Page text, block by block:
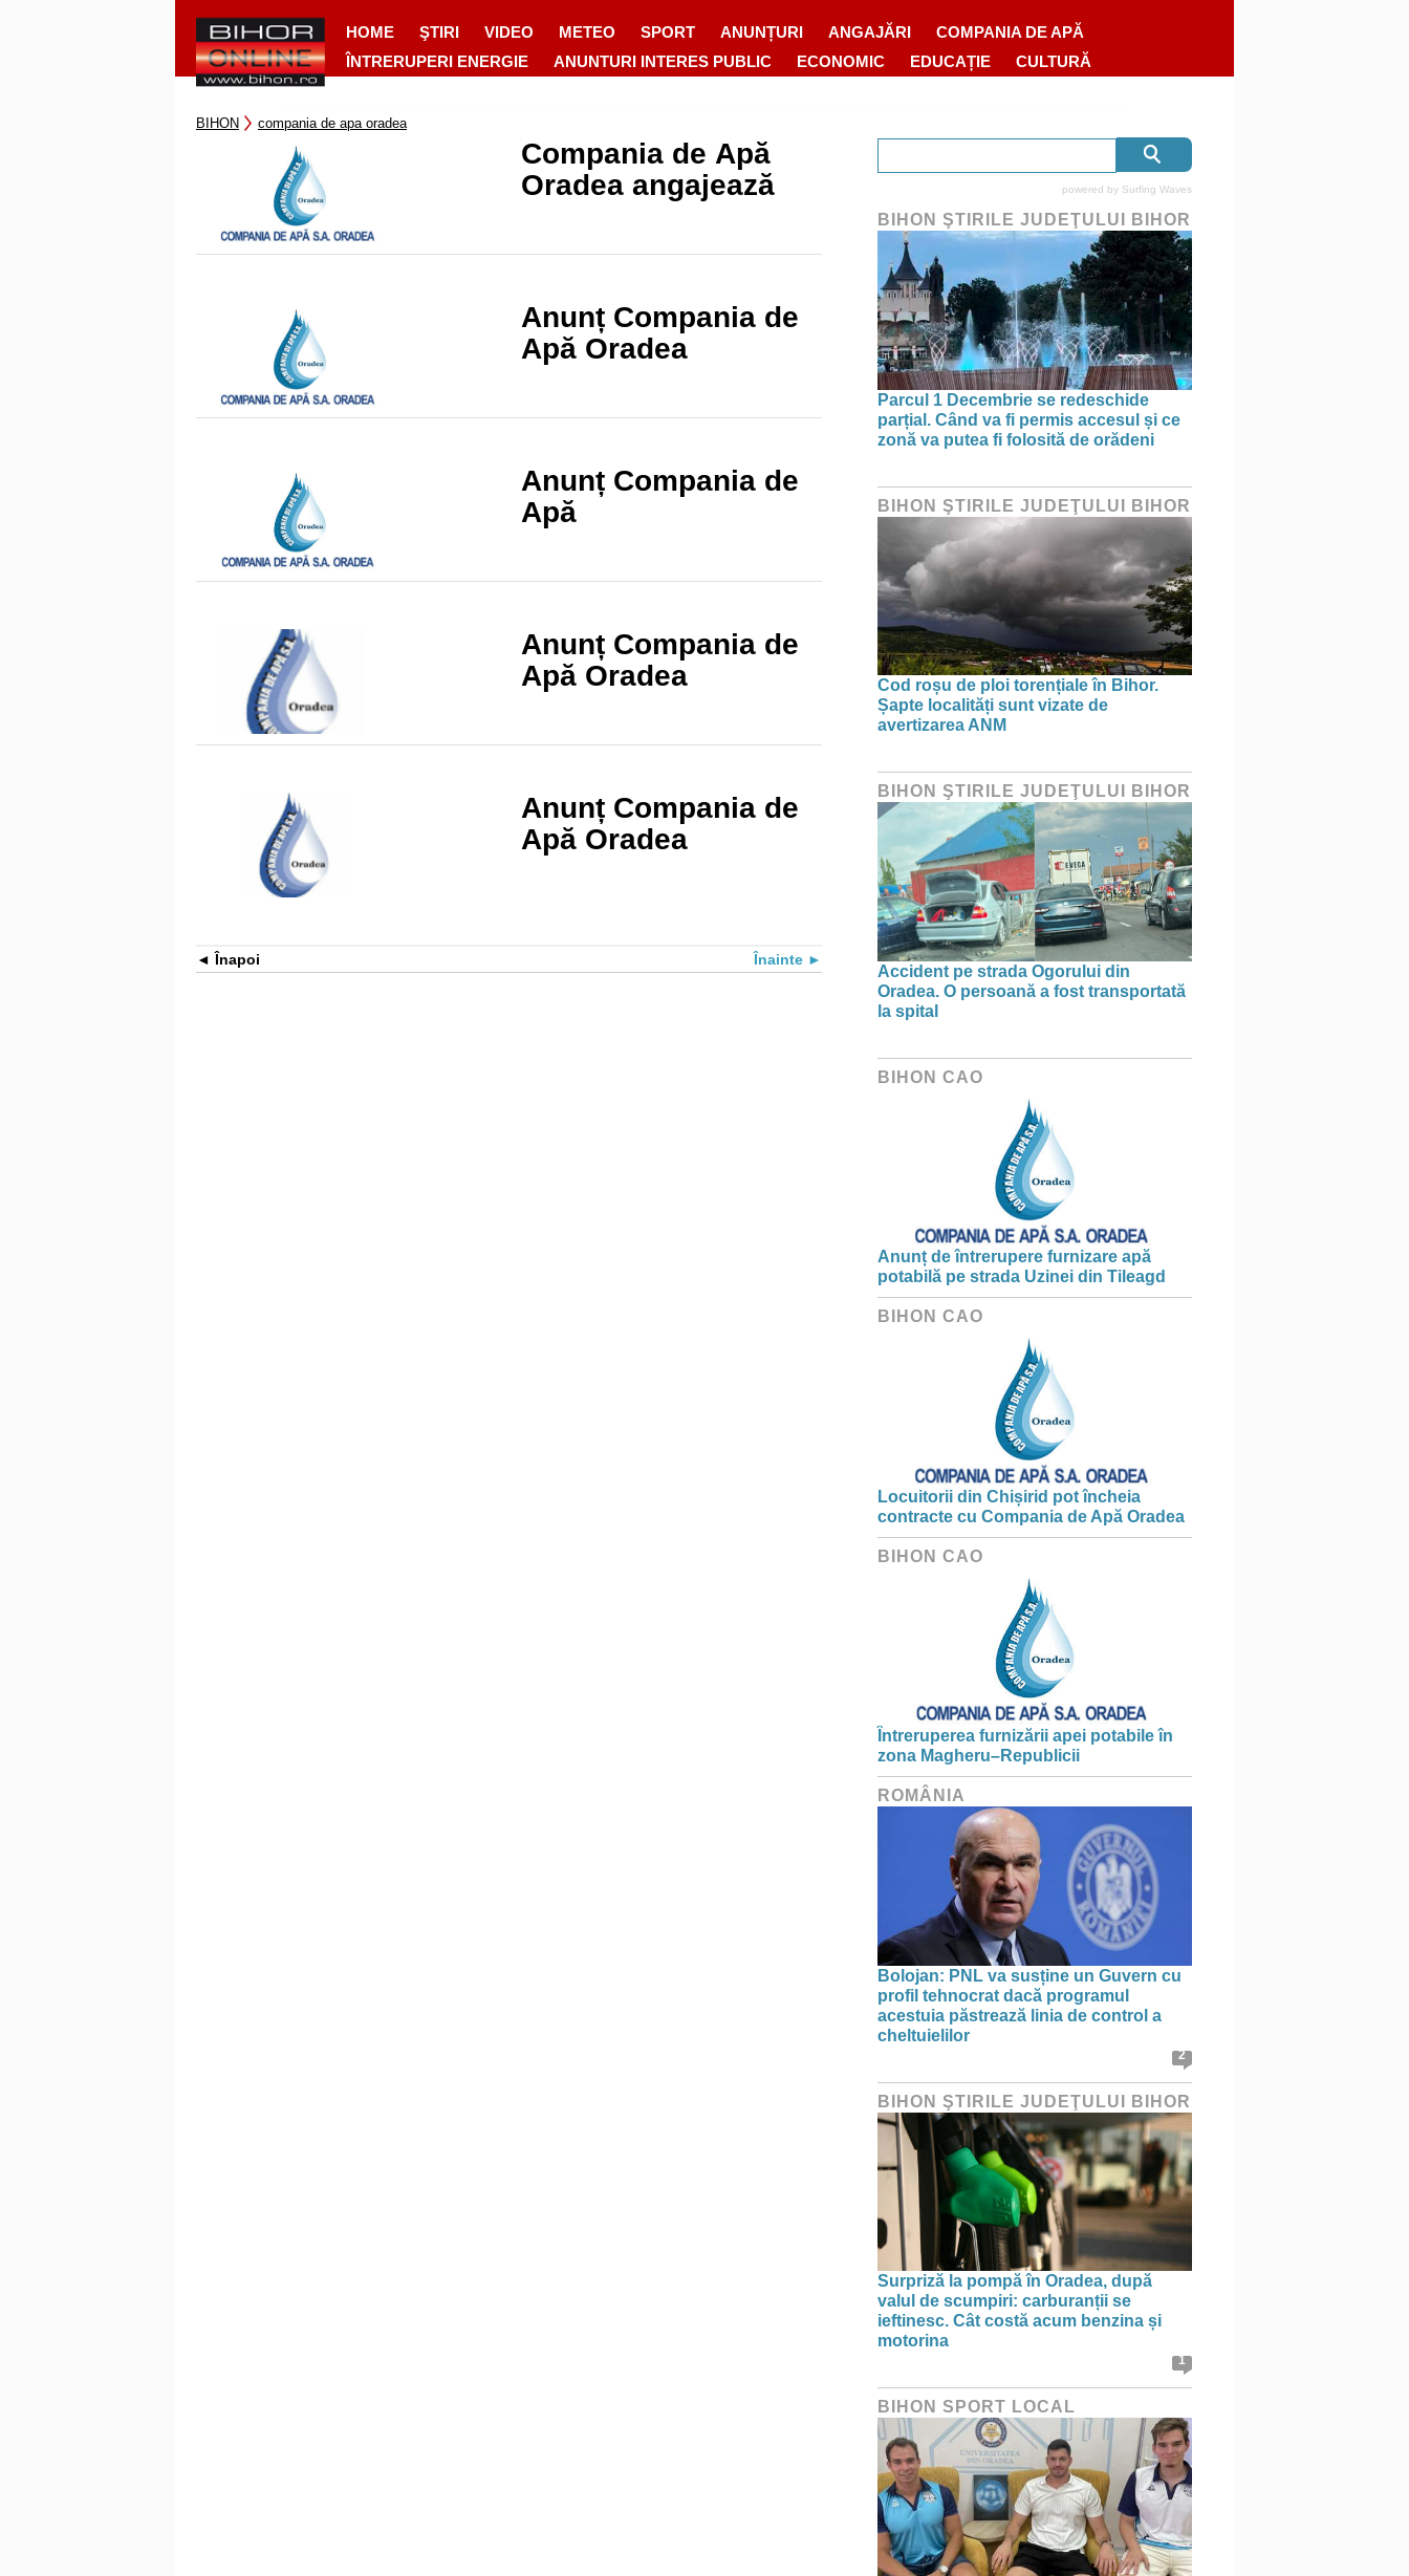
HOME ŞTIRI VIDEO METEO SPORT ANUNȚURI ANGAJĂRI
COMPANIA DE APĂ
ÎNTRERUPERI ENERGIE
ANUNTURI INTERES PUBLIC ECONOMIC EDUCAȚIE CULTURĂ
BIHON compania de apa oradea
Compania de Apă
Oradea angajează
Anunț Compania de
Apă Oradea
Anunț Compania de
Apă
Anunț Compania de
Apă Oradea
Anunț Compania de
Apă Oradea
Înapoi Înainte
powered by Surfing Waves
BIHON ŞTIRILE JUDEŢULUI BIHOR
Parcul 1 Decembrie se redeschide
parțial. Când va fi permis accesul și ce
zonă va putea fi folosită de orădeni
BIHON ŞTIRILE JUDEŢULUI BIHOR
Cod roșu de ploi torențiale în Bihor.
Șapte localități sunt vizate de
avertizarea ANM
BIHON ŞTIRILE JUDEŢULUI BIHOR
Accident pe strada Ogorului din
Oradea. O persoană a fost transportată
la spital
BIHON CAO
Anunț de întrerupere furnizare apă
potabilă pe strada Uzinei din Tileagd
BIHON CAO
Locuitorii din Chișirid pot încheia
contracte cu Compania de Apă Oradea
BIHON CAO
Întreruperea furnizării apei potabile în
zona Magheru–Republicii
ROMÂNIA
Bolojan: PNL va susține un Guvern cu
profil tehnocrat dacă programul
acestuia păstrează linia de control a
cheltuielilor
2
BIHON ŞTIRILE JUDEŢULUI BIHOR
Surpriză la pompă în Oradea, după
valul de scumpiri: carburanții se
ieftinesc. Cât costă acum benzina și
motorina
1
BIHON SPORT LOCAL